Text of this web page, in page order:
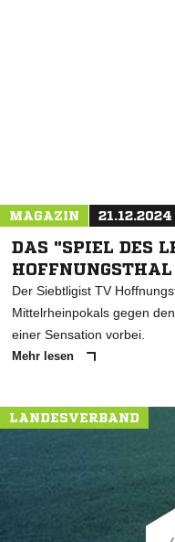
MAGAZIN
DAS "SPIEL DES
HOFFNUNGSTHAL
Der Siebtligist TV
Mittelrheinpokals gegen
einer Sensation vorbei.
Mehr lesen
LANDESVERBAND